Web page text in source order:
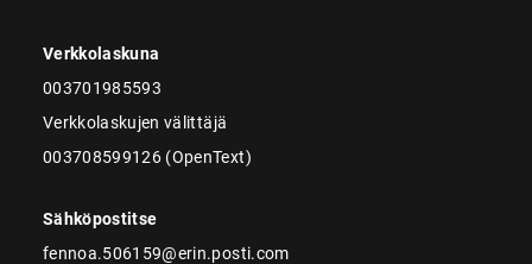
Verkkolaskuna
003701985593
Verkkolaskujen välittäjä
003708599126 (OpenText)
Sähköpostitse
fennoa.506159@erin.posti.com